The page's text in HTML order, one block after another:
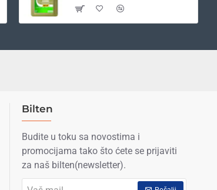
Bilten
Budite u toku sa novostima i
promocijama tako što ćete se prijaviti
za naš bilten(newsletter).
Vaš